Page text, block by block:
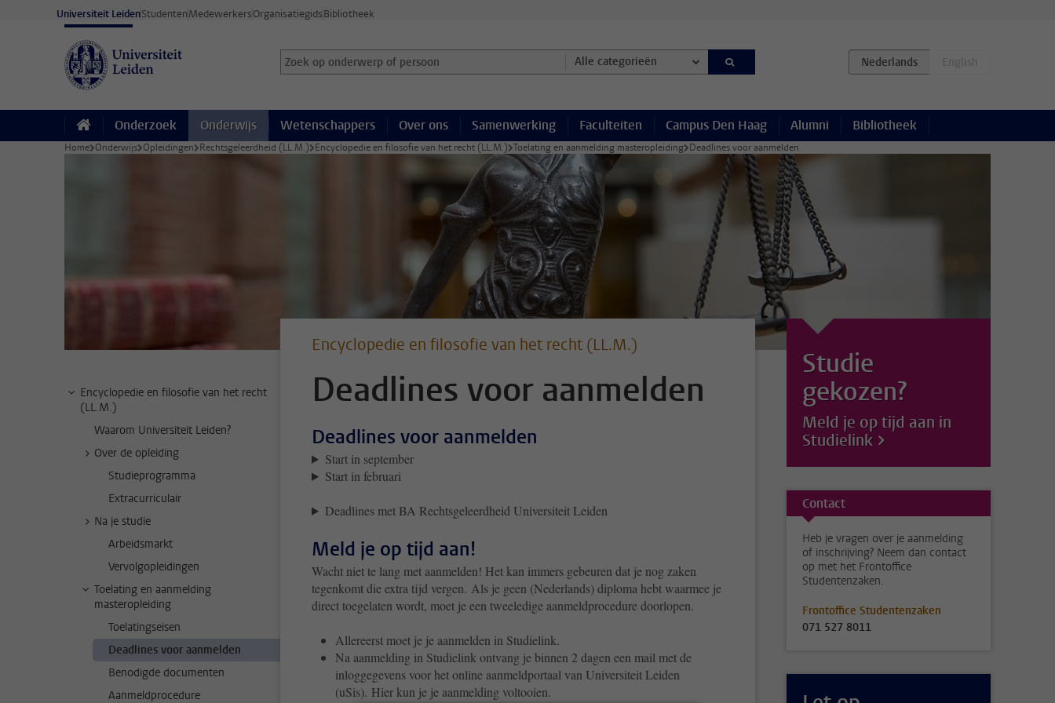
Ga direct naar de inhoud
Universiteit LeidenStudentenMedewerkersOrganisatiegidsBibliotheek
Zoek op onderwerp of persoon en selecteer categorie
Zoekterm Alle categorieën
Onderzoek Onderwijs Wetenschappers Over ons Samenwerking Faculteiten Campus Den Haag Alumni Bibliotheek
Home Onderwijs Opleidingen Rechtsgeleerdheid (LL.M.) Encyclopedie en filosofie van het recht (LL.M.) Toelating en aanmelding masteropleiding Deadlines voor aanmelden
Encyclopedie en filosofie van het recht
(LL.M.)
Waarom Universiteit Leiden?
Over de opleiding
Studieprogramma
Extracurriculair
Na je studie
Arbeidsmarkt
Vervolgopleidingen
Toelating en aanmelding
masteropleiding
Toelatingseisen
Deadlines voor aanmelden
Benodigde documenten
Aanmeldprocedure
Encyclopedie en filosofie van het recht (LL.M.)
Deadlines voor aanmelden
Deadlines voor aanmelden
Start in september
Start in februari
Deadlines met BA Rechtsgeleerdheid Universiteit Leiden
Meld je op tijd aan!
Wacht niet te lang met aanmelden! Het kan immers gebeuren dat je nog zaken
tegenkomt die extra tijd vergen. Als je geen (Nederlands) diploma hebt waarmee je
direct toegelaten wordt, moet je een tweeledige aanmeldprocedure doorlopen.
Allereerst moet je je aanmelden in Studielink.
Na aanmelding in Studielink ontvang je binnen 2 dagen een mail met de
inloggegevens voor het online aanmeldportaal van Universiteit Leiden
(uSis). Hier kun je je aanmelding voltooien.
Studie
gekozen?
Meld je op tijd aan in
Studielink
Contact
Heb je vragen over je aanmelding
of inschrijving? Neem dan contact
op met het Frontoffice
Studentenzaken.
Frontoffice Studentenzaken
071 527 8011